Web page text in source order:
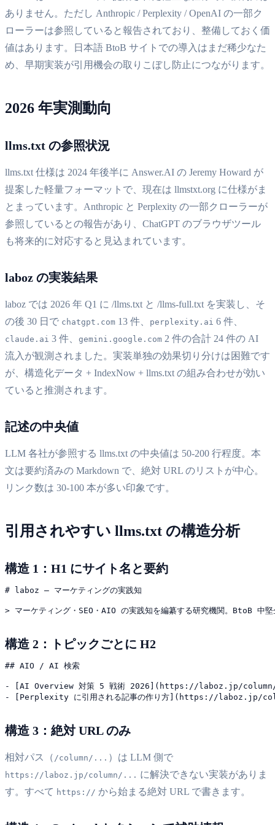
ありません。ただし Anthropic / Perplexity / OpenAI の一部ク
ローラーは参照していると報告されており、整備しておく価
値はあります。日本語 BtoB サイトでの導入はまだ稀少なた
め、早期実装が引用機会の取りこぼし防止につながります。
2026 年実測動向
llms.txt の参照状況
llms.txt 仕様は 2024 年後半に Answer.AI の Jeremy Howard が
提案した軽量フォーマットで、現在は llmstxt.org に仕様がま
とまっています。Anthropic と Perplexity の一部クローラーが
参照しているとの報告があり、ChatGPT のブラウザツール
も将来的に対応すると見込まれています。
laboz の実装結果
laboz では 2026 年 Q1 に /llms.txt と /llms-full.txt を実装し、そ
の後 30 日で chatgpt.com 13 件、 perplexity.ai 6 件、
claude.ai 3 件、 gemini.google.com 2 件の合計 24 件の AI
流入が観測されました。実装単独の効果切り分けは困難です
が、構造化データ + IndexNow + llms.txt の組み合わせが効い
ていると推測されます。
記述の中央値
LLM 各社が参照する llms.txt の中央値は 50-200 行程度。本
文は要約済みの Markdown で、絶対 URL のリストが中心。
リンク数は 30-100 本が多い印象です。
引用されやすい llms.txt の構造分析
構造 1：H1 にサイト名と要約
# laboz — マーケティングの実践知
構造 2：トピックごとに H2
## AIO / AI 検索
- [AI Overview 対策 5 戦術 2026](https://laboz.jp/
構造 3：絶対 URL のみ
相対パス（ /column/... ）は LLM 側で
https://laboz.jp/column/... に解決できない実装がありま
す。すべて https:// から始まる絶対 URL で書きます。